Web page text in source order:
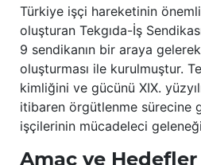
Türkiye işçi hareketinin önemli
oluşturan Tekgıda-İş
9 sendikanın bir araya
oluşturması ile kurulmuştur.
kimliğini ve gücünü XIX.
itibaren örgütlenme sürecine
işçilerinin mücadeleci
Amaç ve Hedefler